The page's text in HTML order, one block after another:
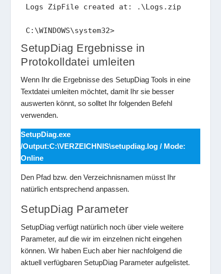
Logs ZipFile created at: .\Logs.zip
C:\WINDOWS\system32>
SetupDiag Ergebnisse in
Protokolldatei umleiten
Wenn Ihr die Ergebnisse des SetupDiag Tools in eine
Textdatei umleiten möchtet, damit Ihr sie besser
auswerten könnt, so solltet Ihr folgenden Befehl
verwenden.
SetupDiag.exe
/Output:C:\VERZEICHNIS\setupdiag.log / Mode:
Online
Den Pfad bzw. den Verzeichnisnamen müsst Ihr
natürlich entsprechend anpassen.
SetupDiag Parameter
SetupDiag verfügt natürlich noch über viele weitere
Parameter, auf die wir im einzelnen nicht eingehen
können. Wir haben Euch aber hier nachfolgend die
aktuell verfügbaren SetupDiag Parameter aufgelistet.